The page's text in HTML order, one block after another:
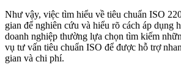
Như vậy, việc tìm hiểu về tiêu chuẩn ISO
gian để nghiên cứu và hiểu rõ cách áp dụng
doanh nghiệp thường lựa chọn tìm kiếm
vụ tư vấn tiêu chuẩn ISO để được hỗ trợ
gian và chi phí.